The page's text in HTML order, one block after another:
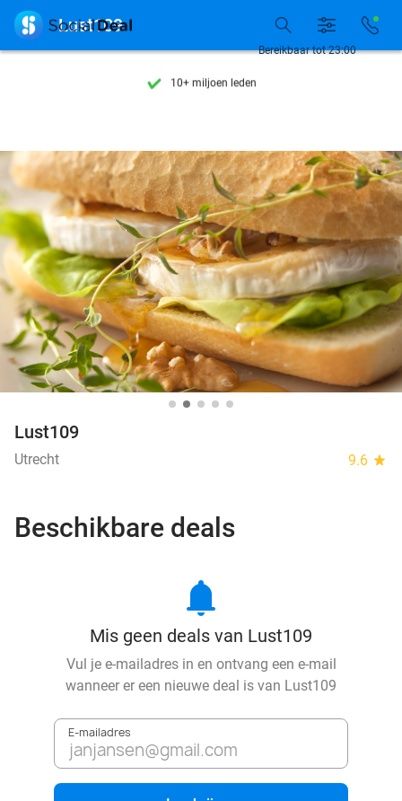
7 dagen per week beschikbaar
10+ miljoen leden
7 dagen per week beschikbaar
10+ miljoen leden
Bereikbaar tot 23:00
 Lust109
Lust109
Utrecht 9.6 star
Beschikbare deals
notifications
Mis geen deals van Lust109
Vul je e-mailadres in en ontvang een e-mail
wanneer er een nieuwe deal is van Lust109
E-mailadres